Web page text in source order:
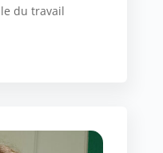
du travail